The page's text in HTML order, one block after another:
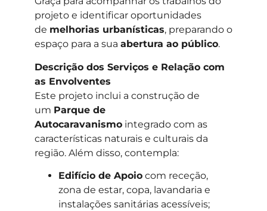
projeto e identificar oportunidades
de melhorias urbanísticas, preparando o
espaço para a sua abertura ao público.
Descrição dos Serviços e Relação com
as Envolventes
Este projeto inclui a construção de
um Parque de
Autocaravanismo integrado com as
características naturais e culturais da
região. Além disso, contempla:
Edifício de Apoio com receção,
zona de estar, copa, lavandaria e
instalações sanitárias acessíveis;